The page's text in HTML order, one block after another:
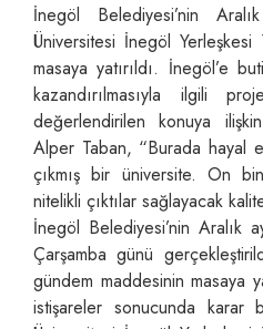
İnegöl Belediyesi’nin
Üniversitesi İnegöl
masaya yatırıldı. İnegöl’e
kazandırılmasıyla ilgili
değerlendirilen konuya
Alper Taban, “Burada hayal
çıkmış bir üniversite. On
nitelikli çıktılar sağlayacak
İnegöl Belediyesi’nin Aralık
Çarşamba günü
gündem maddesinin masaya
istişareler sonucunda karar